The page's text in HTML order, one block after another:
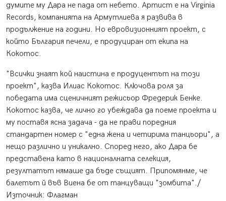
думите му Дара не пада от небето. Артист е на Virginia
Records, компанията на Армутлиева я развива в
продължение на години. Но евровизионният проект, с
който България печели, е продуциран от екипа на
Кокотос.
"Всички знаят кой наистина е продуцентът на този
проект", казва Илиас Кокотос. Ключова роля за
победата има сценичният режисьор Фредерик Бенке.
Кокотос казва, че лично го убеждава да поеме проекта и
му поставя ясна задача - да не прави поредния
стандартен номер с "една жена и четирима танцьори", а
нещо различно и уникално. Според него, ако Дара бе
представена като в националната селекция,
резултатът нямаше да бъде същият. Припомянме, че
балетът й във Виена бе от танцуващи "зомбита"./
Източник: Флагман